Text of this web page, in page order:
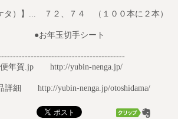
タ）】... ７２、７４ （１００本に２本）
●お年玉切手シート
年賀.jp http://yubin-nenga.jp/
詳細 http://yubin-nenga.jp/otoshidama/